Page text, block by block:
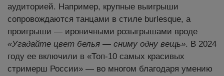
аудиторией. Например, крупные выигрыши
сопровождаются танцами в стиле burlesque, а
проигрыши — ироничными розыгрышами вроде
«Угадайте цвет белья — сниму одну вещь». В 2024
году ее включили в «Топ-10 самых красивых
стримерш России» — во многом благодаря умению